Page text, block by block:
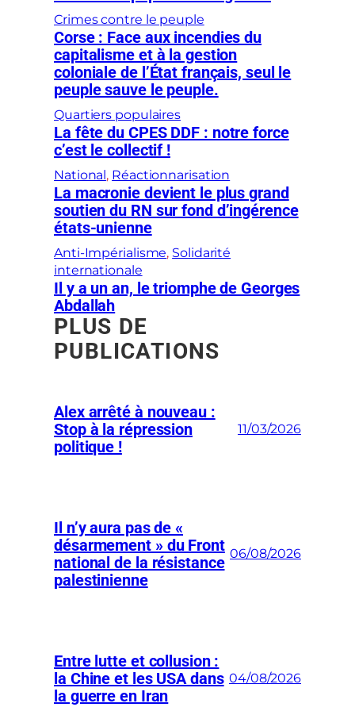
Crimes contre le peuple
Corse : Face aux incendies du
capitalisme et à la gestion
coloniale de l’État français, seul le
peuple sauve le peuple.
Quartiers populaires
La fête du CPES DDF : notre force
c’est le collectif !
National , Réactionnarisation
La macronie devient le plus grand
soutien du RN sur fond d’ingérence
états-unienne
Anti-Impérialisme, Solidarité
internationale
Il y a un an, le triomphe de Georges
Abdallah
PLUS DE
PUBLICATIONS
Alex arrêté à nouveau :
Stop à la répression
politique !
11/03/2026
Il n’y aura pas de «
désarmement » du Front
national de la résistance
palestinienne
06/08/2026
Entre lutte et collusion :
la Chine et les USA dans
la guerre en Iran
04/08/2026